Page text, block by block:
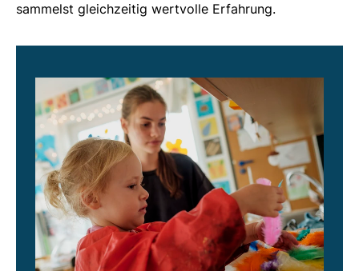
sammelst gleichzeitig wertvolle Erfahrung.